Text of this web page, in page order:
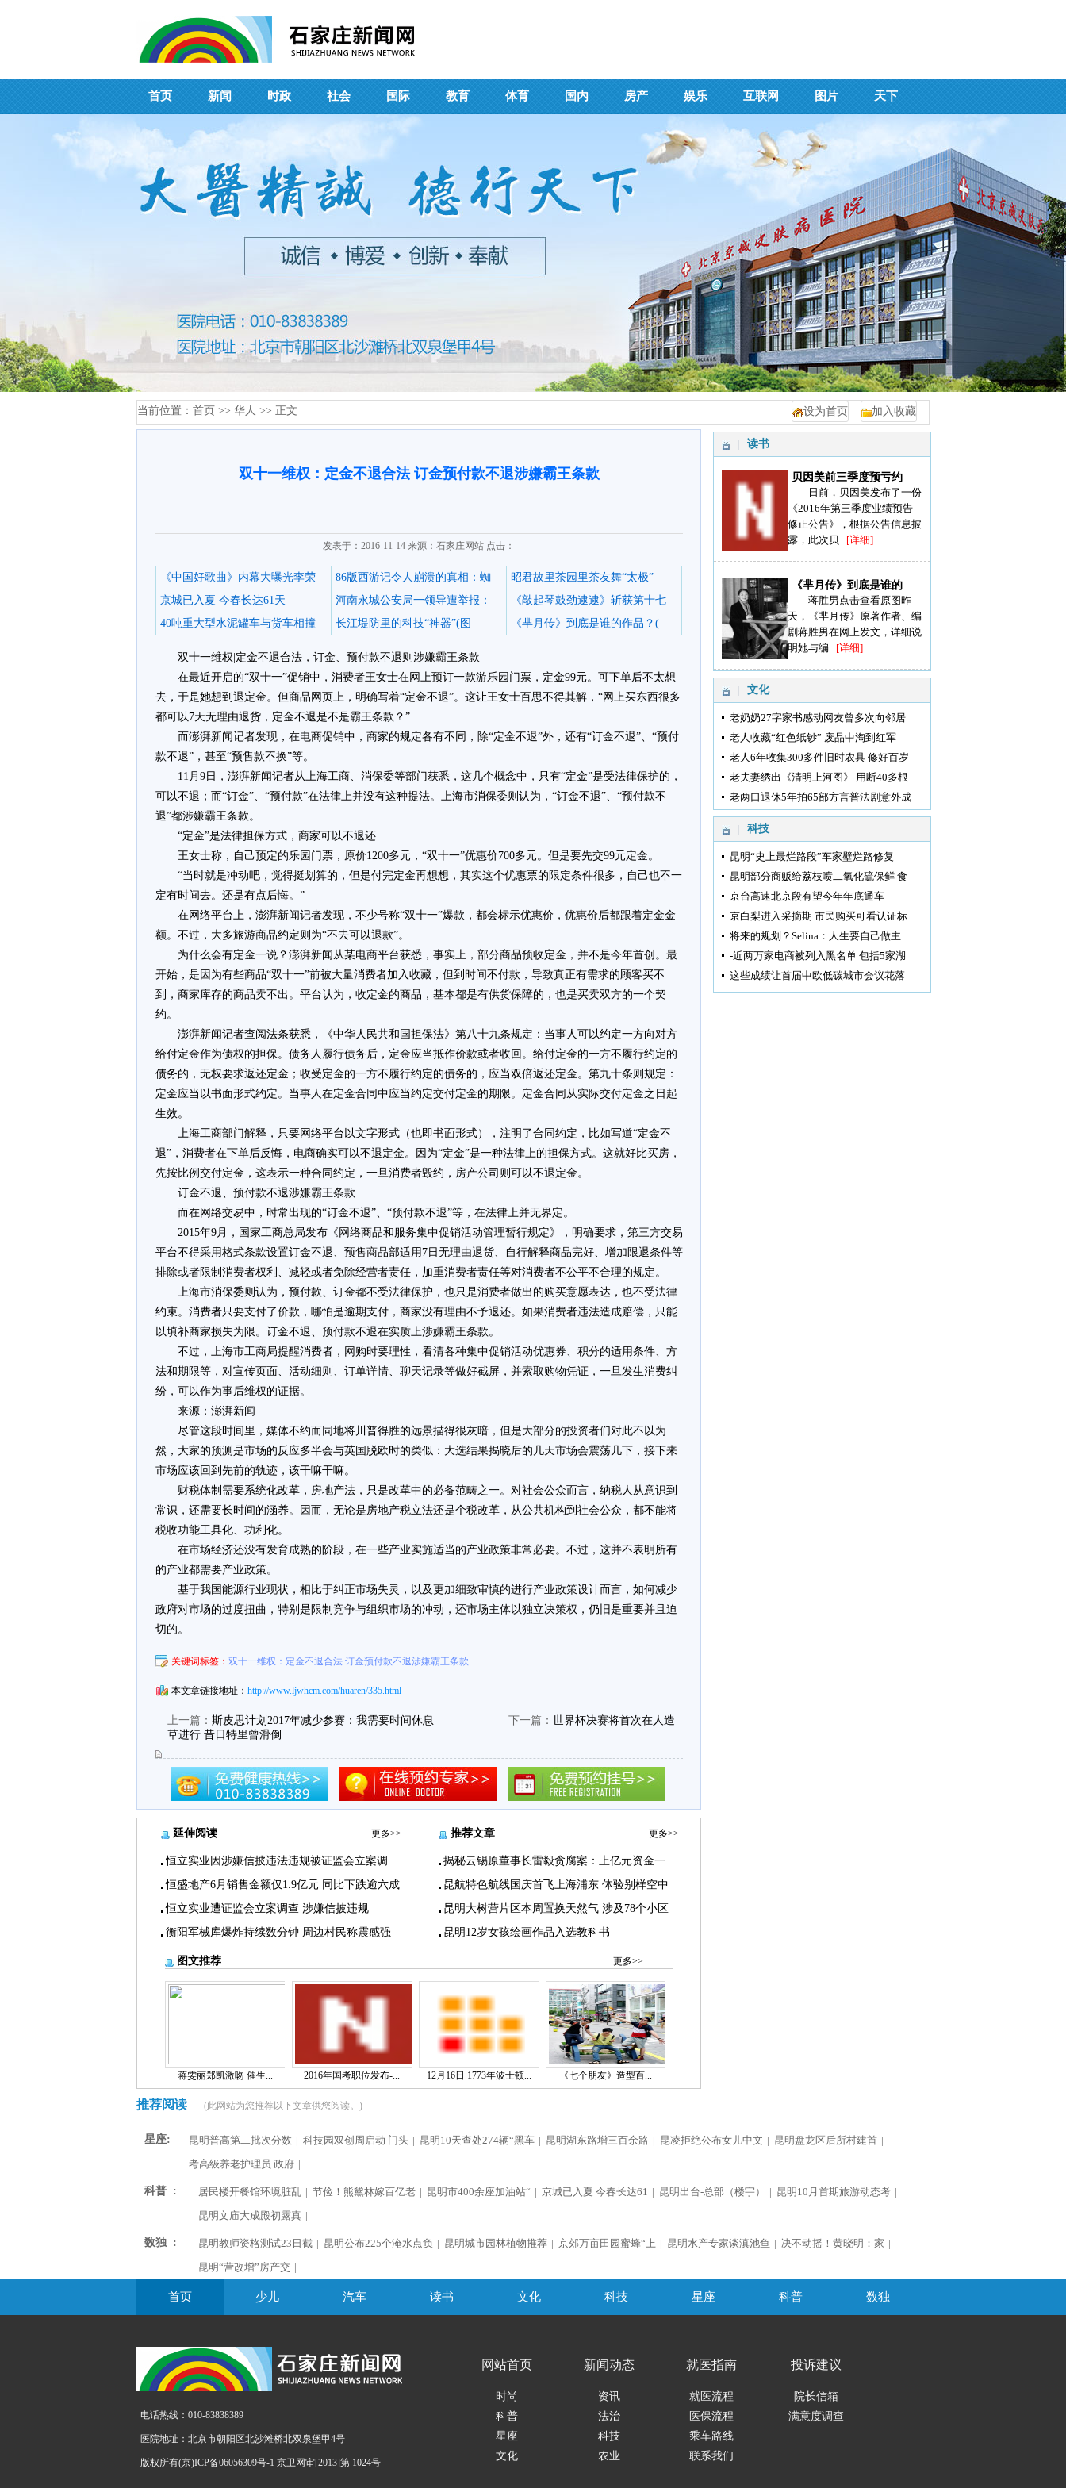
首页 新闻 时政 社会 国际 教育 体育 国内 房产 娱乐 互联网 图片 天下
当前位置： 首页 >> 华人 >> 正文 加入收藏
设为首页
双十一维权：定金不退合法 订金预付款不退涉嫌霸王条款
发表于：2016-11-14 来源：石家庄网站 点击：
《中国好歌曲》内幕大曝光李荣 86版西游记令人崩溃的真相：蜘
昭君故里茶园里茶友舞“太极”
京城已入夏 今春长达61天
河南永城公安局一领导遭举报：
《敲起琴鼓劲逮逮》斩获第十七
40吨重大型水泥罐车与货车相撞
长江堤防里的科技“神器”(图 《芈月传》到底是谁的作品？(
双十一维权|定金不退合法，订金、预付款不退则涉嫌霸王条款
在最近开启的“双十一”促销中，消费者王女士在网上预订一款游乐园门票，定金99元。可下单后不太想
去，于是她想到退定金。但商品网页上，明确写着“定金不退”。这让王女士百思不得其解，“网上买东西很多
都可以7天无理由退货，定金不退是不是霸王条款？”
而澎湃新闻记者发现，在电商促销中，商家的规定各有不同，除“定金不退”外，还有“订金不退”、“预付
款不退”，甚至“预售款不换”等。
11月9日，澎湃新闻记者从上海工商、消保委等部门获悉，这几个概念中，只有“定金”是受法律保护的，
可以不退；而“订金”、“预付款”在法律上并没有这种提法。上海市消保委则认为，“订金不退”、“预付款不
退”都涉嫌霸王条款。
“定金”是法律担保方式，商家可以不退还
王女士称，自己预定的乐园门票，原价1200多元，“双十一”优惠价700多元。但是要先交99元定金。
“当时就是冲动吧，觉得挺划算的，但是付完定金再想想，其实这个优惠票的限定条件很多，自己也不一
定有时间去。还是有点后悔。”
在网络平台上，澎湃新闻记者发现，不少号称“双十一”爆款，都会标示优惠价，优惠价后都跟着定金金
额。不过，大多旅游商品约定则为“不去可以退款”。
为什么会有定金一说？澎湃新闻从某电商平台获悉，事实上，部分商品预收定金，并不是今年首创。最
开始，是因为有些商品“双十一”前被大量消费者加入收藏，但到时间不付款，导致真正有需求的顾客买不
到，商家库存的商品卖不出。平台认为，收定金的商品，基本都是有供货保障的，也是买卖双方的一个契
约。
澎湃新闻记者查阅法条获悉，《中华人民共和国担保法》第八十九条规定：当事人可以约定一方向对方
给付定金作为债权的担保。债务人履行债务后，定金应当抵作价款或者收回。给付定金的一方不履行约定的
债务的，无权要求返还定金；收受定金的一方不履行约定的债务的，应当双倍返还定金。第九十条则规定：
定金应当以书面形式约定。当事人在定金合同中应当约定交付定金的期限。定金合同从实际交付定金之日起
生效。
上海工商部门解释，只要网络平台以文字形式（也即书面形式），注明了合同约定，比如写道“定金不
退”，消费者在下单后反悔，电商确实可以不退定金。因为“定金”是一种法律上的担保方式。这就好比买房，
先按比例交付定金，这表示一种合同约定，一旦消费者毁约，房产公司则可以不退定金。
订金不退、预付款不退涉嫌霸王条款
而在网络交易中，时常出现的“订金不退”、“预付款不退”等，在法律上并无界定。
2015年9月，国家工商总局发布《网络商品和服务集中促销活动管理暂行规定》，明确要求，第三方交易
平台不得采用格式条款设置订金不退、预售商品部适用7日无理由退货、自行解释商品完好、增加限退条件等
排除或者限制消费者权利、减轻或者免除经营者责任，加重消费者责任等对消费者不公平不合理的规定。
上海市消保委则认为，预付款、订金都不受法律保护，也只是消费者做出的购买意愿表达，也不受法律
约束。消费者只要支付了价款，哪怕是逾期支付，商家没有理由不予退还。如果消费者违法造成赔偿，只能
以填补商家损失为限。订金不退、预付款不退在实质上涉嫌霸王条款。
不过，上海市工商局提醒消费者，网购时要理性，看清各种集中促销活动优惠券、积分的适用条件、方
法和期限等，对宣传页面、活动细则、订单详情、聊天记录等做好截屏，并索取购物凭证，一旦发生消费纠
纷，可以作为事后维权的证据。
来源：澎湃新闻
尽管这段时间里，媒体不约而同地将川普得胜的远景描得很灰暗，但是大部分的投资者们对此不以为
然，大家的预测是市场的反应多半会与英国脱欧时的类似：大选结果揭晓后的几天市场会震荡几下，接下来
市场应该回到先前的轨迹，该干嘛干嘛。
财税体制需要系统化改革，房地产法，只是改革中的必备范畴之一。对社会公众而言，纳税人从意识到
常识，还需要长时间的涵养。因而，无论是房地产税立法还是个税改革，从公共机构到社会公众，都不能将
税收功能工具化、功利化。
在市场经济还没有发育成熟的阶段，在一些产业实施适当的产业政策非常必要。不过，这并不表明所有
的产业都需要产业政策。
基于我国能源行业现状，相比于纠正市场失灵，以及更加细致审慎的进行产业政策设计而言，如何减少
政府对市场的过度扭曲，特别是限制竞争与组织市场的冲动，还市场主体以独立决策权，仍旧是重要并且迫
切的。
关键词标签： 双十一维权：定金不退合法 订金预付款不退涉嫌霸王条款
本文章链接地址： http://www.ljwhcm.com/huaren/335.html
上一篇： 斯皮思计划2017年减少参赛：我需要时间休息 下一篇： 世界杯决赛将首次在人造
草进行 昔日特里曾滑倒
延伸阅读 更多>>
恒立实业因涉嫌信披违法违规被证监会立案调
恒盛地产6月销售金额仅1.9亿元 同比下跌逾六成
恒立实业遭证监会立案调查 涉嫌信披违规
衡阳军械库爆炸持续数分钟 周边村民称震感强
推荐文章 更多>>
揭秘云锡原董事长雷毅贪腐案：上亿元资金一
昆航特色航线国庆首飞上海浦东 体验别样空中
昆明大树营片区本周置换天然气 涉及78个小区
昆明12岁女孩绘画作品入选教科书
图文推荐 更多>>
蒋雯丽郑凯激吻 催生... 2016年国考职位发布-... 12月16日 1773年波士顿... 《七个朋友》造型百...
读书
贝因美前三季度预亏约
日前，贝因美发布了一份
《2016年第三季度业绩预告
修正公告》，根据公告信息披
露，此次贝...[详细]
《芈月传》到底是谁的
蒋胜男点击查看原图昨
天，《芈月传》原著作者、编
剧蒋胜男在网上发文，详细说
明她与编...[详细]
文化
老奶奶27字家书感动网友曾多次向邻居
老人收藏“红色纸钞” 废品中淘到红军
老人6年收集300多件旧时农具 修好百岁
老夫妻绣出《清明上河图》 用断40多根
老两口退休5年拍65部方言普法剧意外成
科技
昆明“史上最烂路段”车家壁烂路修复
昆明部分商贩给荔枝喷二氧化硫保鲜 食
京台高速北京段有望今年年底通车
京白梨进入采摘期 市民购买可看认证标
将来的规划？Selina：人生要自己做主
-近两万家电商被列入黑名单 包括5家湖
这些成绩让首届中欧低碳城市会议花落
推荐阅读 (此网站为您推荐以下文章供您阅读。)
星座: 昆明普高第二批次分数 | 科技园双创周启动 门头 | 昆明10天查处274辆“黑车 | 昆明湖东路增三百余路 | 昆凌拒绝公布女儿中文 | 昆明盘龙区后所村建首 |
考高级养老护理员 政府 |
科普 : 居民楼开餐馆环境脏乱 | 节俭！熊黛林嫁百亿老 | 昆明市400余座加油站“ | 京城已入夏 今春长达61 | 昆明出台-总部（楼宇） | 昆明10月首期旅游动态考 |
昆明文庙大成殿初露真 |
数独 : 昆明教师资格测试23日截 | 昆明公布225个淹水点负 | 昆明城市园林植物推荐 | 京郊万亩田园蜜蜂“上 | 昆明水产专家谈滇池鱼 | 决不动摇！黄晓明：家 |
昆明“营改增”房产交 |
首页 少儿 汽车 读书 文化 科技 星座 科普 数独
电话热线：010-83838389
医院地址：北京市朝阳区北沙滩桥北双泉堡甲4号
版权所有(京)ICP备06056309号-1 京卫网审[2013]第 1024号
网站首页
时尚
科普
星座
文化
新闻动态
资讯
法治
科技
农业
就医指南
就医流程
医保流程
乘车路线
联系我们
投诉建议
院长信箱
满意度调查